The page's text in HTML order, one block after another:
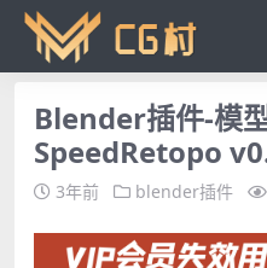
Blender插件-模
SpeedRetopo
3年前 blender插件